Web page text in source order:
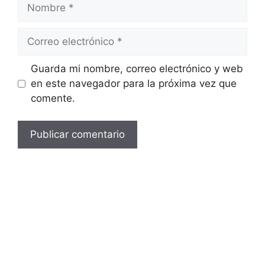
electrónico
Guarda mi nombre, correo electrónico y web
en este navegador para la próxima vez que
comente.